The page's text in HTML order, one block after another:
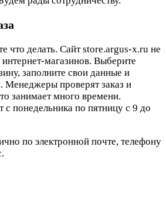
что делать. Сайт store.argus-x.ru не
интернет-магазинов. Выберите
заполните свои данные и
Менеджеры проверят заказ и
занимает много времени.
понедельника по пятницу с 9 до
по электронной почте, телефону